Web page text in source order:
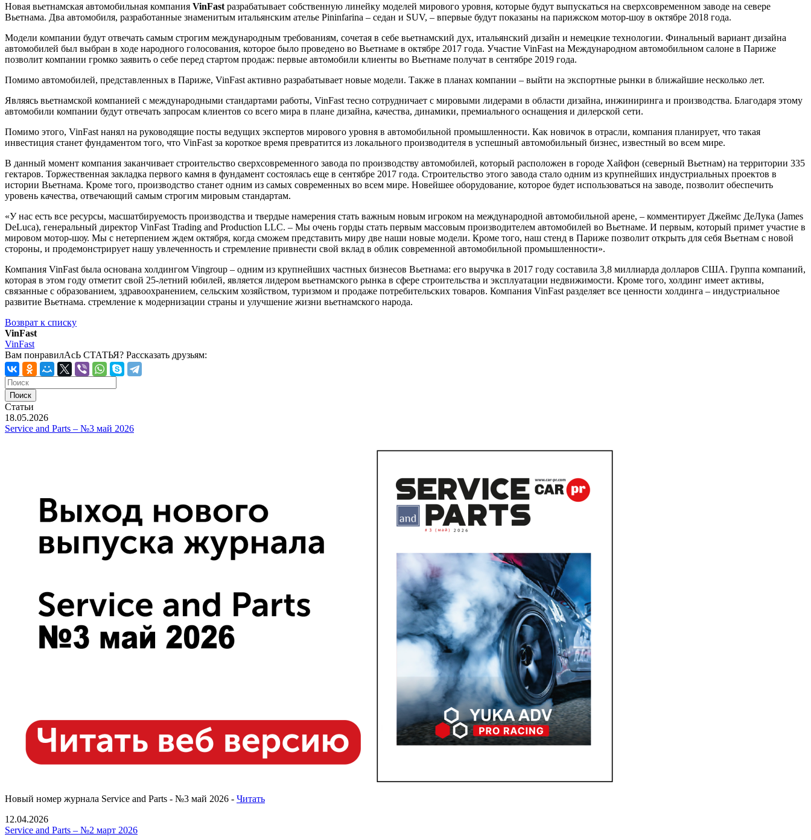
Новая вьетнамская автомобильная компания VinFast разрабатывает собственную линейку моделей мирового уровня, которые будут выпускаться на сверхсовременном заводе на севере
Вьетнама. Два автомобиля, разработанные знаменитым итальянским ателье Pininfarina – седан и SUV, – впервые будут показаны на парижском мотор-шоу в октябре 2018 года.
Модели компании будут отвечать самым строгим международным требованиям, сочетая в себе вьетнамский дух, итальянский дизайн и немецкие технологии. Финальный вариант дизайна
автомобилей был выбран в ходе народного голосования, которое было проведено во Вьетнаме в октябре 2017 года. Участие VinFast на Международном автомобильном салоне в Париже
позволит компании громко заявить о себе перед стартом продаж: первые автомобили клиенты во Вьетнаме получат в сентябре 2019 года.
Помимо автомобилей, представленных в Париже, VinFast активно разрабатывает новые модели. Также в планах компании – выйти на экспортные рынки в ближайшие несколько лет.
Являясь вьетнамской компанией с международными стандартами работы, VinFast тесно сотрудничает с мировыми лидерами в области дизайна, инжиниринга и производства. Благодаря этому
автомобили компании будут отвечать запросам клиентов со всего мира в плане дизайна, качества, динамики, премиального оснащения и дилерской сети.
Помимо этого, VinFast нанял на руководящие посты ведущих экспертов мирового уровня в автомобильной промышленности. Как новичок в отрасли, компания планирует, что такая
инвестиция станет фундаментом того, что VinFast за короткое время превратится из локального производителя в успешный автомобильный бизнес, известный во всем мире.
В данный момент компания заканчивает строительство сверхсовременного завода по производству автомобилей, который расположен в городе Хайфон (северный Вьетнам) на территории 335
гектаров. Торжественная закладка первого камня в фундамент состоялась еще в сентябре 2017 года. Строительство этого завода стало одним из крупнейших индустриальных проектов в
истории Вьетнама. Кроме того, производство станет одним из самых современных во всем мире. Новейшее оборудование, которое будет использоваться на заводе, позволит обеспечить
уровень качества, отвечающий самым строгим мировым стандартам.
«У нас есть все ресурсы, масшатбируемость производства и твердые намерения стать важным новым игроком на международной автомобильной арене, – комментирует Джеймс ДеЛука (James
DeLuca), генеральный директор VinFast Trading and Production LLC. – Мы очень горды стать первым массовым производителем автомобилей во Вьетнаме. И первым, который примет участие в
мировом мотор-шоу. Мы с нетерпением ждем октября, когда сможем представить миру две наши новые модели. Кроме того, наш стенд в Париже позволит открыть для себя Вьетнам с новой
стороны, и продемонстрирует нашу увлеченность и стремление привнести свой вклад в облик современной автомобильной промышленности».
Компания VinFast была основана холдингом Vingroup – одним из крупнейших частных бизнесов Вьетнама: его выручка в 2017 году составила 3,8 миллиарда долларов США. Группа компаний,
которая в этом году отметит свой 25-летний юбилей, является лидером вьетнамского рынка в сфере строительства и эксплуатации недвижимости. Кроме того, холдинг имеет активы,
связанные с образованием, здравоохранением, сельским хозяйством, туризмом и продаже потребительских товаров. Компания VinFast разделяет все ценности холдинга – индустриальное
развитие Вьетнама. стремление к модернизации страны и улучшение жизни вьетнамского народа.
Возврат к списку
VinFast
VinFast
Вам понравилАсЬ СТАТЬЯ? Рассказать друзьям:
Статьи
18.05.2026
Service and Parts – №3 май 2026
Новый номер журнала Service and Parts - №3 май 2026 - Читать
12.04.2026
Service and Parts – №2 март 2026